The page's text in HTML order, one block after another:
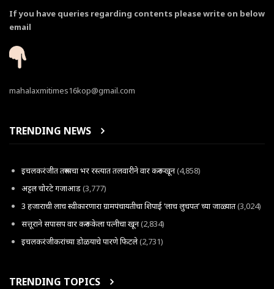
If you have queries regarding contents please write on below
email
mahalaxmitimes16kop@gmail.com
TRENDING NEWS
इचलकरंजीत तरूणाचा भर रस्त्यात तलवारीने वार करून खून(4,858)
अट्टल चोरटे गजाआड(3,777)
3 हजाराची लाच स्वीकारणारा ग्रामपंचायतीचा शिपाई ‘लाच लुचपत’ च्या जाळ्यात(3,024)
सत्तूराने सपासप वार करून केला पत्नीचा खून(2,834)
इचलकरंजीकरांच्या डोळयाचे पारणे फिटले(2,731)
TRENDING TOPICS